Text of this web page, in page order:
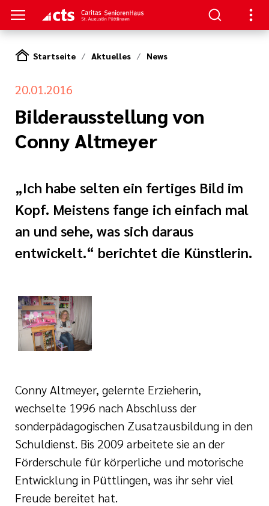
Arbeit
Pflege
Startseite Aktuelles News
20.01.2016
Bilderausstellung von
Conny Altmeyer
„Ich habe selten ein fertiges Bild im
Kopf. Meistens fange ich einfach mal
an und sehe, was sich daraus
entwickelt.“ berichtet die Künstlerin.
Conny Altmeyer, gelernte Erzieherin,
wechselte 1996 nach Abschluss der
sonderpädagogischen Zusatzausbildung in den
Schuldienst. Bis 2009 arbeitete sie an der
Förderschule für körperliche und motorische
Entwicklung in Püttlingen, was ihr sehr viel
Freude bereitet hat.